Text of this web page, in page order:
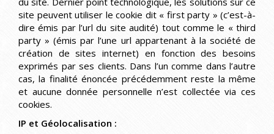
site peuvent utiliser le cookie dit « first party » (c’est-à-
dire émis par l’url du site audité) tout comme le « third
party » (émis par l’une url appartenant à la société de
création de sites internet) en fonction des besoins
exprimés par ses clients. Dans l’un comme dans l’autre
cas, la finalité énoncée précédemment reste la même
et aucune donnée personnelle n’est collectée via ces
cookies.
IP et Géolocalisation :